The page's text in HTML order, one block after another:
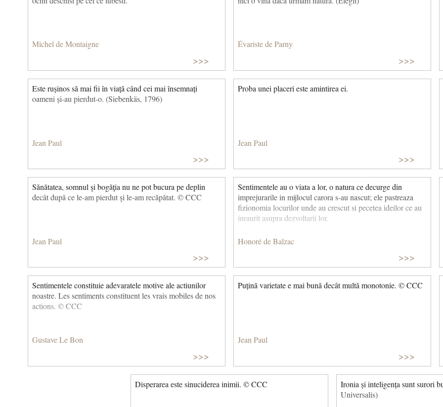
Michel de Montaigne
>>>
Évariste de Parny
>>>
Este rușinos să mai fii în viață când cei mai însemnați
oameni și-au pierdut-o. (Siebenkäs, 1796)
Jean Paul
>>>
Proba unei placeri este amintirea ei.
Jean Paul
>>>
Sănătatea, somnul şi bogăţia nu ne pot bucura pe deplin
decât după ce le-am pierdut şi le-am recăpătat. © CCC
Jean Paul
>>>
Sentimentele au o viata a lor, o natura ce decurge din
imprejurarile in mijlocul carora s-au nascut; ele pastreaza
fizionomia locurilor unde au crescut si pecetea ideilor ce au
inraurit asupra dezvoltarii lor.
Honoré de Balzac
>>>
Sentimentele constituie adevaratele motive ale actiunilor
noastre. Les sentiments constituent les vrais mobiles de nos
actions. © CCC
Gustave Le Bon
>>>
Puțină varietate e mai bună decât multă monotonie. © CCC
Jean Paul
>>>
Disperarea este sinuciderea inimii. © CCC
Ironia și inteligența sunt surori
Universalis)